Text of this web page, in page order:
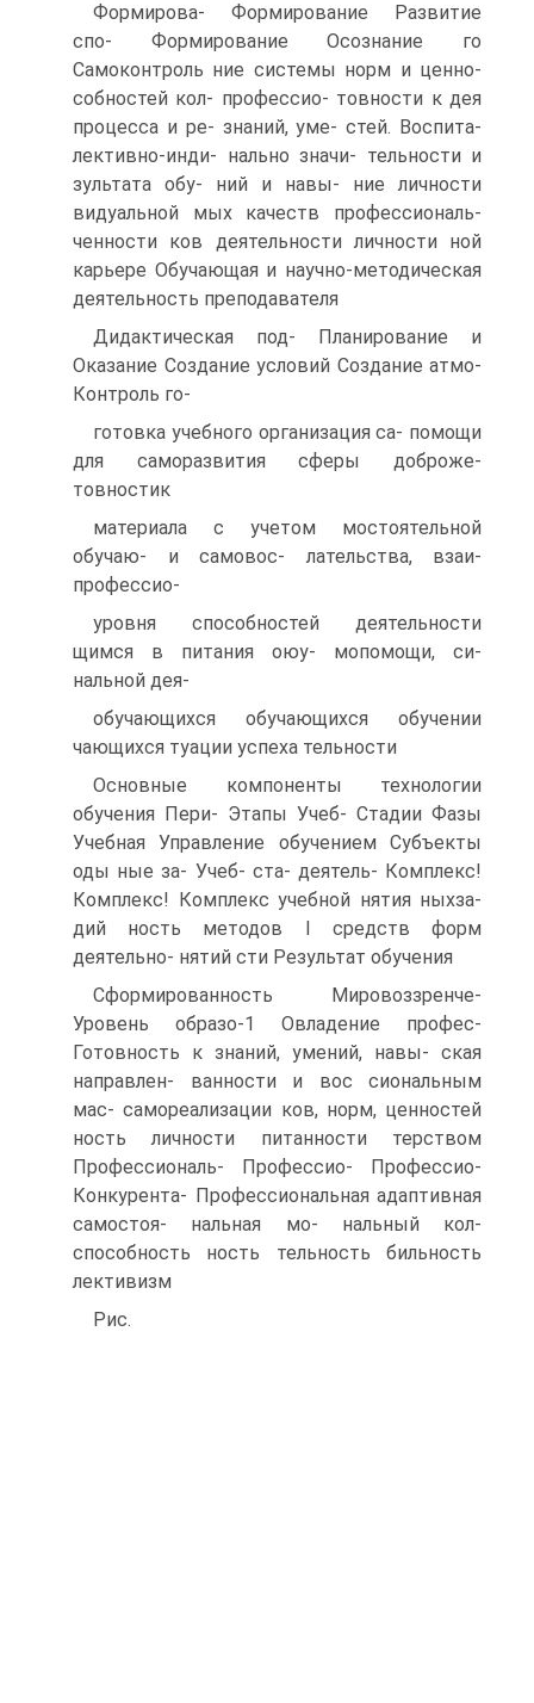
Формирова- Формирование Развитие
спо- Формирование Осознание го
Самоконтроль ние системы норм и ценно-
собностей кол- профессио- товности к дея
процесса и ре- знаний, уме- стей. Воспита-
лективно-инди- нально значи- тельности и
зультата обу- ний и навы- ние личности
видуальной мых качеств профессиональ-
ченности ков деятельности личности ной
карьере Обучающая и научно-методическая
деятельность преподавателя
Дидактическая под- Планирование и
Оказание Создание условий Создание атмо-
Контроль го-
готовка учебного организация са- помощи
для саморазвития сферы доброже-
товностик
материала с учетом мостоятельной
обучаю- и самовос- лательства, взаи-
профессио-
уровня способностей деятельности
щимся в питания оюу- мопомощи, си-
нальной дея-
обучающихся обучающихся обучении
чающихся туации успеха тельности
Основные компоненты технологии
обучения Пери- Этапы Учеб- Стадии Фазы
Учебная Управление обучением Субъекты
оды ные за- Учеб- ста- деятель- Комплекс!
Комплекс! Комплекс учебной нятия ныхза-
дий ность методов I средств форм
деятельно- нятий сти Результат обучения
Сформированность Мировоззренче-
Уровень образо-1 Овладение профес-
Готовность к знаний, умений, навы- ская
направлен- ванности и вос сиональным
мас- самореализации ков, норм, ценностей
ность личности питанности терством
Профессиональ- Профессио- Профессио-
Конкурента- Профессиональная адаптивная
самостоя- нальная мо- нальный кол-
способность ность тельность бильность
лективизм
Рис.